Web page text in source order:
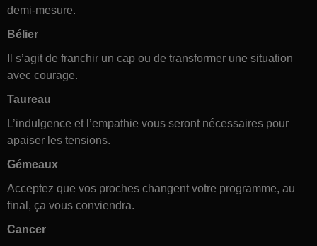
demi-mesure.
Bélier
Il s’agit de franchir un cap ou de transformer une situation
avec courage.
Taureau
L’indulgence et l’empathie vous seront nécessaires pour
apaiser les tensions.
Gémeaux
Acceptez que vos proches changent votre programme, au
final, ça vous conviendra.
Cancer